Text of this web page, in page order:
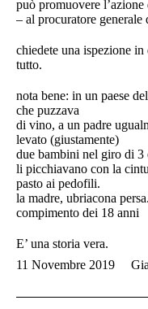
può promuovere
– al procuratore
chiedete una ispezione
tutto.
nota bene: in un paese
che puzzava
di vino, a un padre
levato (giustamente)
due bambini nel giro di 3
li picchiavano con la
pasto ai pedofili.
la madre, ubriacona
compimento dei 18 anni
E’ una storia vera.
11 Novembre 2019